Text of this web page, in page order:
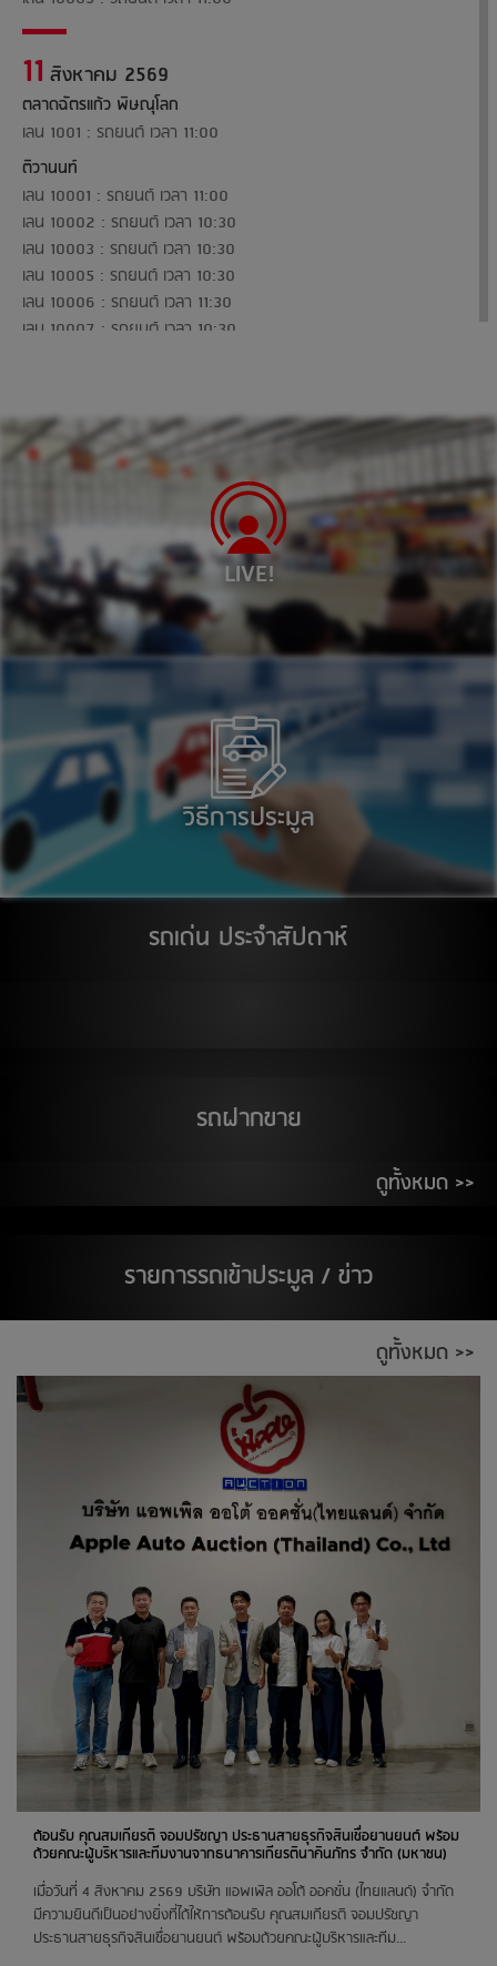
11 สิงหาคม 2569
ตลาดฉัตรแก้ว พิษณุโลก
เลน 1001 : รถยนต์ เวลา 11:00
ติวานนท์
เลน 10001 : รถยนต์ เวลา 11:00
เลน 10002 : รถยนต์ เวลา 10:30
เลน 10003 : รถยนต์ เวลา 10:30
เลน 10005 : รถยนต์ เวลา 10:30
เลน 10006 : รถยนต์ เวลา 11:30
เลน 10007 : รถยนต์ เวลา 10:30
13 สิงหาคม 2569
อยุธยาซิตี้พาร์ค จ.อยุธยา
เลน 1001 : รถยนต์ เวลา 11:00
ตลาด เอส มาร์เช่ (ตลาดยีราฟ) ระยอง
เลน 1001 : รถยนต์ เวลา 11:00
ศูนย์การค้า ซีคอนสแควร์
เลน 1001 : รถยนต์ เวลา 11:00
14
17 สิงหาคม 2569
ติวานนท์
สต๊อกแอพเพิล อุบลราชธานี
สิงหาคม 2569
สิงหาคม 2569
ห้างอู้ฟู่ จ.ขอนแก่น
21
สิงหาคม 2569
สต๊อกแอพเพิล ชลบุรี
ตลาดฉัตรแก้ว พิษณุโลก
ติวานนท์
สิงหาคม 2569
ห้างไทวัสดุ เชียงใหม่
ติวานนท์
26สิงหาคม 2569
สต๊อกแอพเพิล นครราชสีมา
ติวานนท์
สต๊อกแอพเพิล อุดรธานี
LIVE!
วิธีการประมูล
รถเด่น ประจำสัปดาห์
รถฝากขาย
ดูทั้งหมด >>
รายการรถเข้าประมูล / ข่าว
ดูทั้งหมด >>
ต้อนรับ คุณสมเกียรติ จอมปรัชญา ประธานสายธุรกิจสินเชื่อยานยนต์ พร้อม
ด้วยคณะผู้บริหารและทีมงานจากธนาคารเกียรตินาคินภัทร จำกัด (มหาชน)
เมื่อวันที่ 4 สิงหาคม 2569 บริษัท แอพเพิล ออโต้ ออคชั่น (ไทยแลนด์) จำกัด
มีความยินดีเป็นอย่างยิ่งที่ได้ให้การต้อนรับ คุณสมเกียรติ จอมปรัชญา
ประธานสายธุรกิจสินเชื่อยานยนต์ พร้อมด้วยคณะผู้บริหารและทีม...